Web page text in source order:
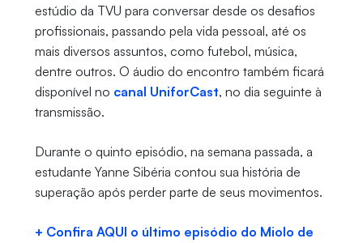
estúdio da TVU para conversar desde os desafios
profissionais, passando pela vida pessoal, até os
mais diversos assuntos, como futebol, música,
dentre outros. O áudio do encontro também ficará
disponível no canal UniforCast, no dia seguinte à
transmissão.
Durante o quinto episódio, na semana passada, a
estudante Yanne Sibéria contou sua história de
superação após perder parte de seus movimentos.
+ Confira AQUI o último episódio do Miolo de